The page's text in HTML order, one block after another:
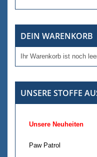
DEIN WARENKORB
Ihr Warenkorb ist noch
UNSERE STOFFE
Unsere Neuheiten
Paw Patrol